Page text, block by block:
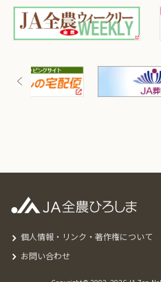
個人情報・リンク・著作権について
お問い合わせ